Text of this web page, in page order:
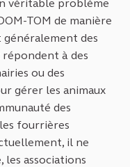
véritable problème
TOM de manière
des
à des
ou des
gérer les animaux
des
fourrières
il ne
les associations